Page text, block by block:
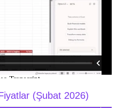
(Şubat 2026)